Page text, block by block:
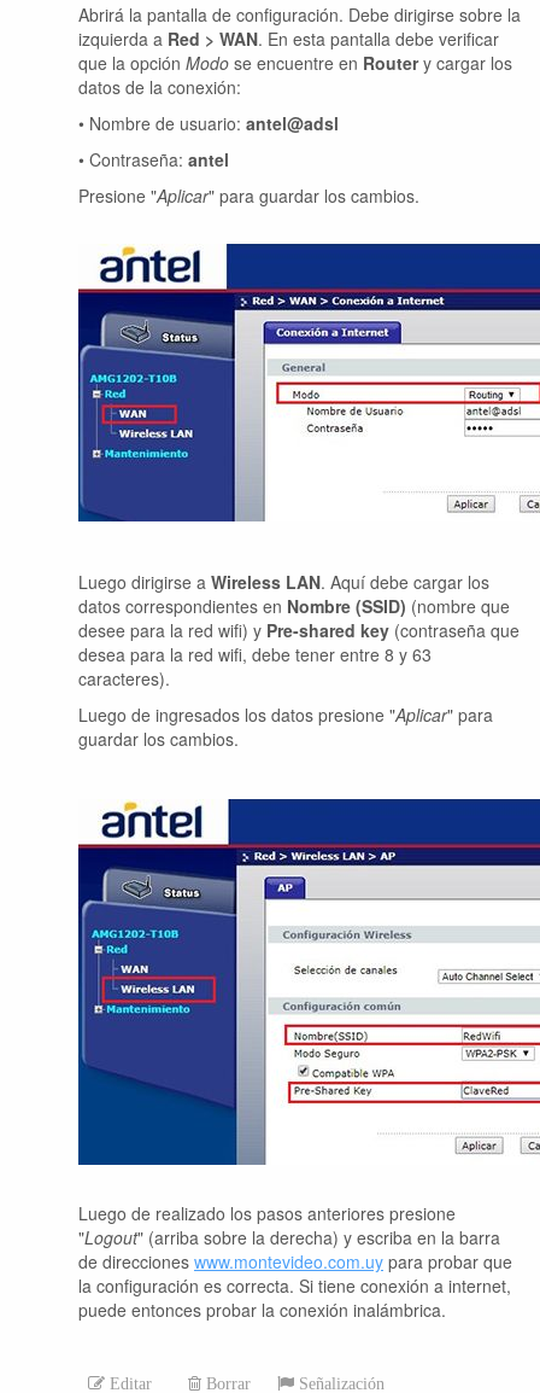
Abrirá la pantalla de configuración. Debe dirigirse sobre la
izquierda a Red > WAN. En esta pantalla debe verificar
que la opción Modo se encuentre en Routery cargar los
datos de la conexión:
• Nombre de usuario: antel@adsl
• Contraseña: antel
Presione "Aplicar" para guardar los cambios.
Luego dirigirse a Wireless LAN. Aquí debe cargar los
datos correspondientes en Nombre (SSID) (nombre que
desee para la red wifi) y Pre-shared key (contraseña que
desea para la red wifi, debe tener entre 8 y 63
caracteres).
Luego de ingresados los datos presione "Aplicar" para
guardar los cambios.
Luego de realizado los pasos anteriores presione
"Logout" (arriba sobre la derecha) y escriba en la barra
de direcciones www.montevideo.com.uy para probar que
la configuración es correcta. Si tiene conexión a internet,
puede entonces probar la conexión inalámbrica.
Editar Borrar
Señalización